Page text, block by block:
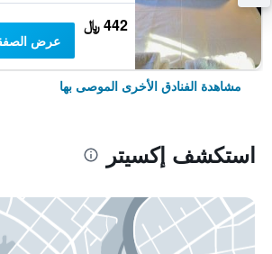
442 ﷼
عرض
مشاهدة الفنادق الأخرى الموصى بها
استكشف إكسيتر